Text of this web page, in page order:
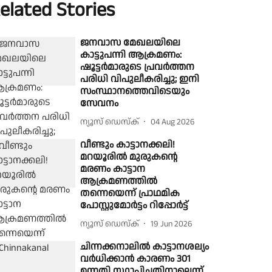
Stories
ജനവാസ മേഖലയിലെ
കാട്ടുപന്നി ആക്രമണം:
ഷൂട്ടര്‍മാരുടെ പ്രവര്‍ത്തന
പരിധി വിപുലീകരിച്ചു; ഇനി
സംസ്ഥാനത്തെവിടെയും
സേവനം
ന്യൂസ് ഡെസ്ക് 04 Aug 2026
വീണ്ടും കാട്ടാനക്കലി!
മറയൂരിൽ മുരുകൻ്റെ
മരണം കാട്ടാന
ആക്രമണത്തിൽ
തന്നെയെന്ന് പ്രാഥമിക
പോസ്റ്റുമോർട്ടം റിപ്പോർട്ട്
ന്യൂസ് ഡെസ്ക് 19 Jun 2026
ചിന്നക്കനാലിൽ കാട്ടാനശല്യം
വർധിക്കാൻ കാരണം 301